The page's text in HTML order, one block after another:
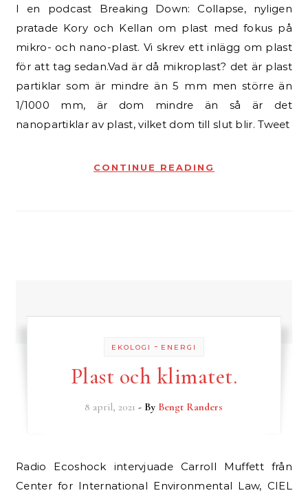
I en podcast Breaking Down: Collapse, nyligen
pratade Kory och Kellan om plast med fokus på
mikro- och nano-plast. Vi skrev ett inlägg om plast
för att tag sedan.Vad är då mikroplast? det är plast
partiklar som är mindre än 5 mm men större än
1/1000 mm, är dom mindre än så är det
nanopartiklar av plast, vilket dom till slut blir. Tweet
CONTINUE READING
EKOLOGI - ENERGI
Plast och klimatet.
8 april, 2021 - By Bengt Randers
Radio Ecoshock intervjuade Carroll Muffett från
Center for International Environmental Law, CIEL